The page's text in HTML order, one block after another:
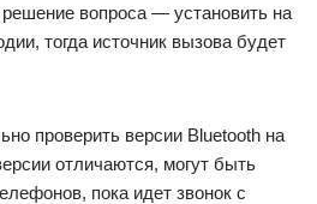
вопроса — установить на
тогда источник вызова будет
проверить версии Bluetooth на
отличаются, могут быть
пока идет звонок с